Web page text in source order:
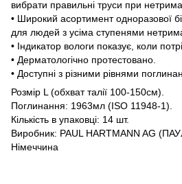
вибрати правильні труси при
• Широкий асортимент одноразової
для людей з усіма ступенями
• Індикатор вологи показує, коли
• Дерматологічно протестовано.
• Доступні з різними рівнями
Розмір L (обхват талії 100-150см).
Поглинання: 1963мл (ISO 11948-1).
Кількість в упаковці: 14 шт.
Виробник: PAUL HARTMANN AG
Німеччина